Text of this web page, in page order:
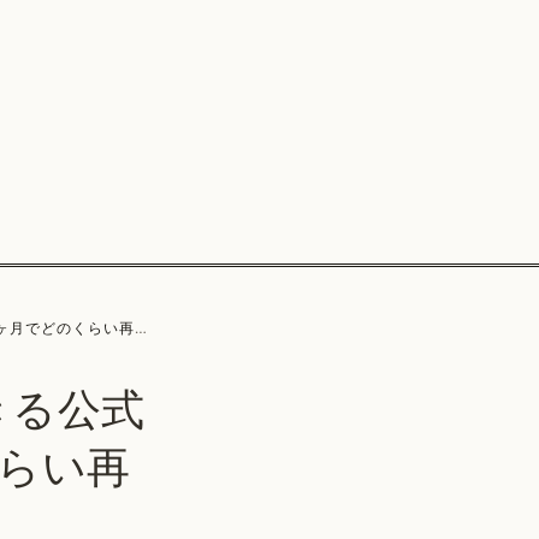
い再生されているか
公式
い再